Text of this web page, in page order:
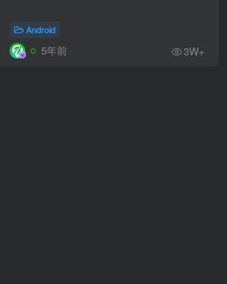
Android
5年前 3W+